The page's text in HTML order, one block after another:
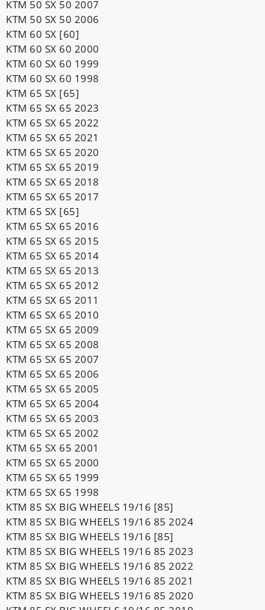
KTM 50 SX 50 2007
KTM 50 SX 50 2006
KTM 60 SX [60]
KTM 60 SX 60 2000
KTM 60 SX 60 1999
KTM 60 SX 60 1998
KTM 65 SX [65]
KTM 65 SX 65 2023
KTM 65 SX 65 2022
KTM 65 SX 65 2021
KTM 65 SX 65 2020
KTM 65 SX 65 2019
KTM 65 SX 65 2018
KTM 65 SX 65 2017
KTM 65 SX [65]
KTM 65 SX 65 2016
KTM 65 SX 65 2015
KTM 65 SX 65 2014
KTM 65 SX 65 2013
KTM 65 SX 65 2012
KTM 65 SX 65 2011
KTM 65 SX 65 2010
KTM 65 SX 65 2009
KTM 65 SX 65 2008
KTM 65 SX 65 2007
KTM 65 SX 65 2006
KTM 65 SX 65 2005
KTM 65 SX 65 2004
KTM 65 SX 65 2003
KTM 65 SX 65 2002
KTM 65 SX 65 2001
KTM 65 SX 65 2000
KTM 65 SX 65 1999
KTM 65 SX 65 1998
KTM 85 SX BIG WHEELS 19/16 [85]
KTM 85 SX BIG WHEELS 19/16 85 2024
KTM 85 SX BIG WHEELS 19/16 [85]
KTM 85 SX BIG WHEELS 19/16 85 2023
KTM 85 SX BIG WHEELS 19/16 85 2022
KTM 85 SX BIG WHEELS 19/16 85 2021
KTM 85 SX BIG WHEELS 19/16 85 2020